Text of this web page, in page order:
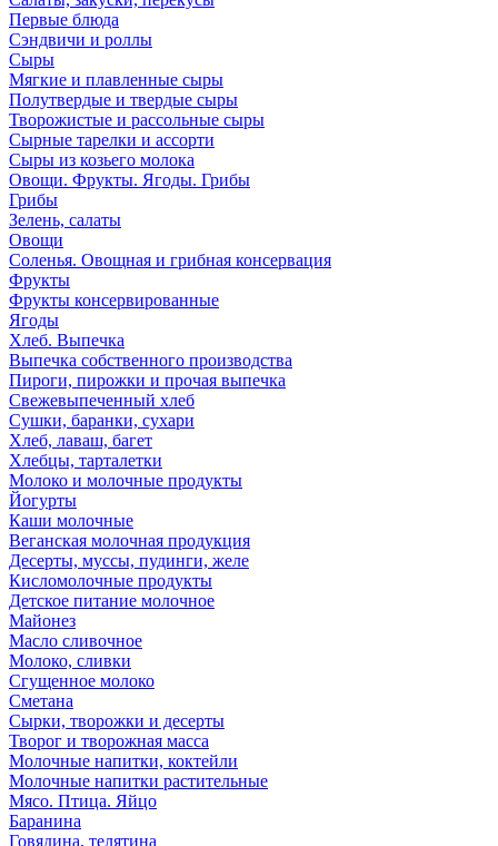
Первые блюда
Сэндвичи и роллы
Сыры
Мягкие и плавленные сыры
Полутвердые и твердые сыры
Творожистые и рассольные сыры
Сырные тарелки и ассорти
Сыры из козьего молока
Овощи. Фрукты. Ягоды. Грибы
Грибы
Зелень, салаты
Овощи
Соленья. Овощная и грибная консервация
Фрукты
Фрукты консервированные
Ягоды
Хлеб. Выпечка
Выпечка собственного производства
Пироги, пирожки и прочая выпечка
Свежевыпеченный хлеб
Сушки, баранки, сухари
Хлеб, лаваш, багет
Хлебцы, тарталетки
Молоко и молочные продукты
Йогурты
Каши молочные
Веганская молочная продукция
Десерты, муссы, пудинги, желе
Кисломолочные продукты
Детское питание молочное
Майонез
Масло сливочное
Молоко, сливки
Сгущенное молоко
Сметана
Сырки, творожки и десерты
Творог и творожная масса
Молочные напитки, коктейли
Молочные напитки растительные
Мясо. Птица. Яйцо
Баранина
Говядина, телятина